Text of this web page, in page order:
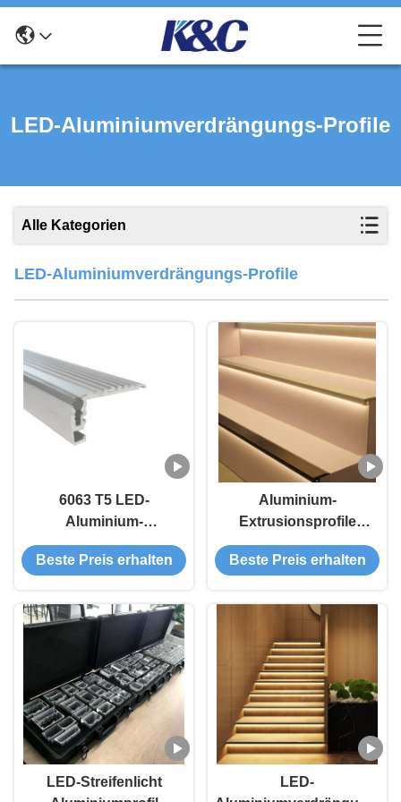
LED-Aluminiumverdrängungs-Profile
Alle Kategorien
LED-Aluminiumverdrängungs-Profile
6063 T5 LED-
Aluminium-
Extrusionsprofile
Beste Preis erhalten
Aluminium-
Extrusionsprofile
Treppenvorlage
Beste Preis erhalten
LED-Streifenlicht
LED-